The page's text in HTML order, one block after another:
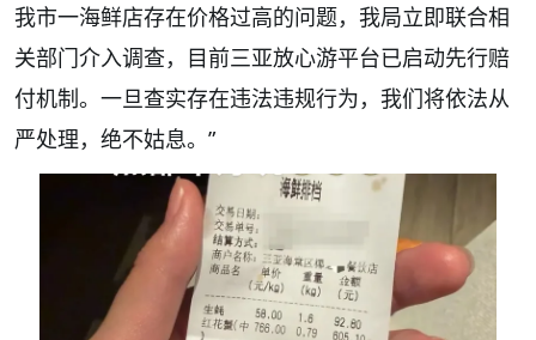
我市一海鲜店存在价格过高的问题，我局立即联合相
关部门介入调查，目前三亚放心游平台已启动先行赔
付机制。一旦查实存在违法违规行为，我们将依法从
严处理，绝不姑息。”